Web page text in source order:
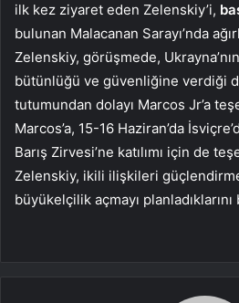
ilk kez ziyaret eden Zelenskiy’i,
bulunan Malacanan Sarayı’nda
Zelenskiy, görüşmede,
bütünlüğü ve güvenliğine verdiği
tutumundan dolayı Marcos Jr’a
Marcos’a, 15-16 Haziran’da
Barış Zirvesi’ne katılımı için de
Zelenskiy, ikili ilişkileri
büyükelçilik açmayı